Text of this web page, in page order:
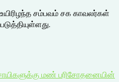
சம்பவம் சக காவலர்கள்
மண் பரிசோதனையின்